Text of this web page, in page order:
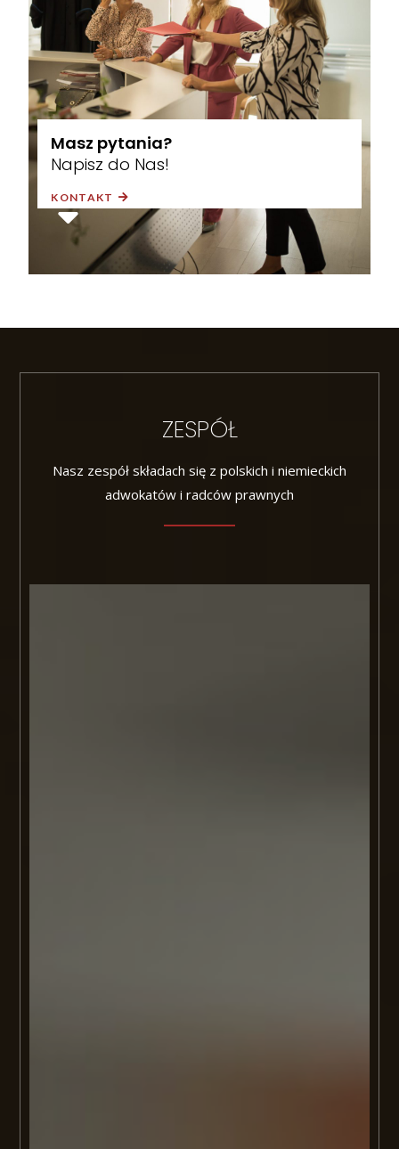
Masz pytania?
Napisz do Nas!
KONTAKT
ZESPÓŁ
Nasz zespół składach się z polskich i niemieckich
adwokatów i radców prawnych